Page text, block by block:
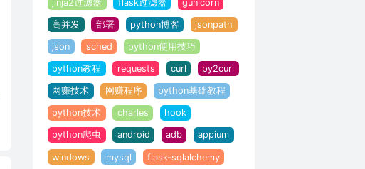
jinja2过滤器 flask过滤器 gunicorn
高并发 部署 python博客 jsonpath
json sched python使用技巧
python教程 requests curl py2curl
网赚技术 网赚程序 python基础教程
python技术 charles hook
python爬虫 android adb appium
windows mysql flask-sqlalchemy